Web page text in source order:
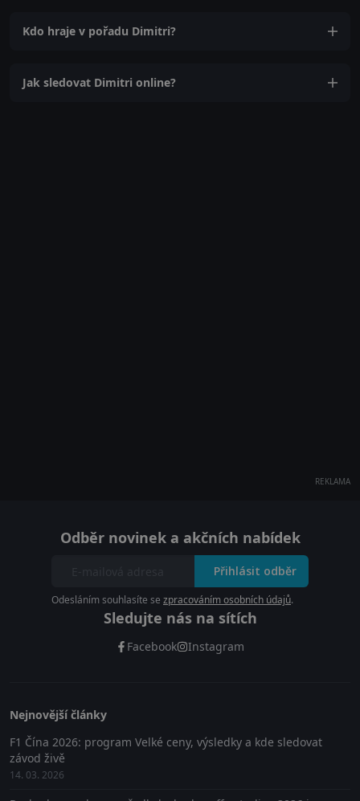
Kdo hraje v pořadu Dimitri?
Jak sledovat Dimitri online?
REKLAMA
Odběr novinek a akčních nabídek
Přihlásit odběr
Odesláním souhlasíte se zpracováním osobních údajů.
Sledujte nás na sítích
Facebook Instagram
Nejnovější články
F1 Čína 2026: program Velké ceny, výsledky a kde sledovat
závod živě
14. 03. 2026